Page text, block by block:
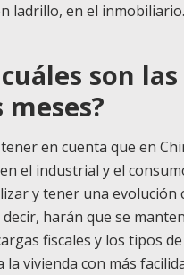
ladrillo, en el inmobiliario.
cuáles son
en cuenta que en
el industrial y el
y tener una
harán que se
fiscales y los tipos
la vivienda con más